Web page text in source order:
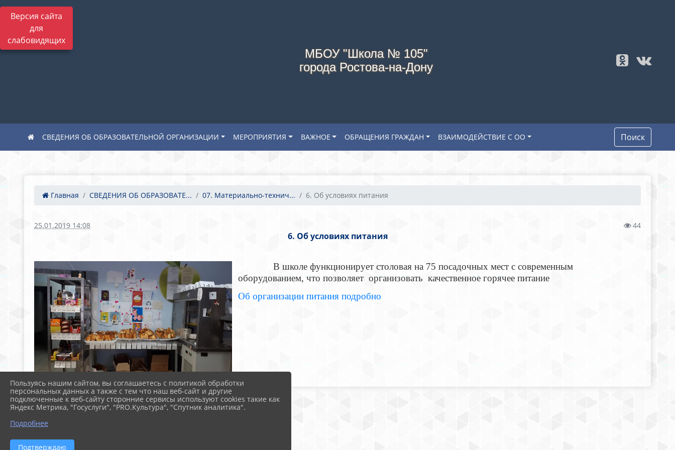
Версия сайта
для
слабовидящих
МБОУ "Школа № 105"
города Ростова-на-Дону
СВЕДЕНИЯ ОБ ОБРАЗОВАТЕЛЬНОЙ ОРГАНИЗАЦИИ МЕРОПРИЯТИЯ ВАЖНОЕ ОБРАЩЕНИЯ ГРАЖДАН ВЗАИМОДЕЙСТВИЕ С ОО Поиск
Главная СВЕДЕНИЯ ОБ ОБРАЗОВАТЕ... 07. Материально-технич... 6. Об условиях питания
25.01.2019 14:08 44
6. Об условиях питания
В школе функционирует столовая на 75 посадочных мест с современным
оборудованием, что позволяет организовать качественное горячее питание
Об организации питания подробно
Пользуясь нашим сайтом, вы соглашаетесь с политикой обработки
персональных данных а также с тем что наш веб-сайт и другие
подключенные к веб-сайту сторонние сервисы используют cookies такие как
Яндекс Метрика, "Госуслуги", "PRO.Культура", "Спутник аналитика".
Подробнее
Подтверждаю